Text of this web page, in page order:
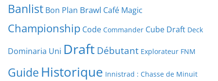
Banlist Bon Plan Brawl Café Magic
Championship Code Commander Cube Draft Deck
Dominaria Uni Draft Débutant Explorateur FNM
Guide Historique Innistrad : Chasse de Minuit